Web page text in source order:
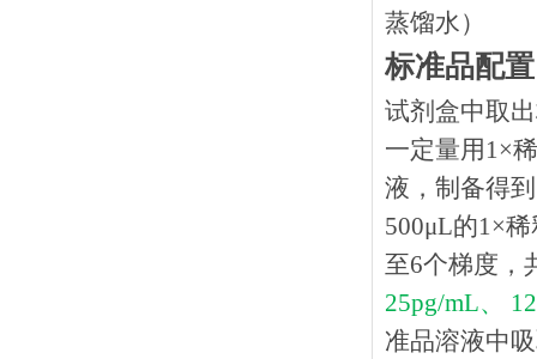
蒸馏水）
标准品配置
试剂盒中取
一定量用1×
液，制备得
500μL的1×
至6个梯度，
25pg/mL、
准品溶液中